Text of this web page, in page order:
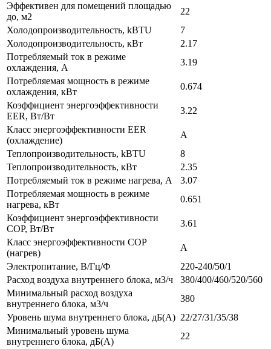
Эффективен для помещений площадью
до, м2
22
Холодопроизводительность, kBTU
7
Холодопроизводительность, кВт
2.17
Потребляемый ток в режиме
охлаждения, A
3.19
Потребляемая мощность в режиме
охлаждения, кВт
0.674
Коэффициент энергоэффективности
EER, Вт/Вт
3.22
Класс энергоэффективности EER
(охлаждение)
A
Теплопроизводительность, kBTU
8
Теплопроизводительность, кВт
2.35
Потребляемый ток в режиме нагрева, A
3.07
Потребляемая мощность в режиме
нагрева, кВт
0.651
Коэффициент энергоэффективности
COP, Вт/Вт
3.61
Класс энергоэффективности COP
(нагрев)
A
Электропитание, В/Гц/Ф
220-240/50/1
Расход воздуха внутреннего блока, м3/ч
380/400/460/520/560
Минимальный расход воздуха
внутреннего блока, м3/ч
380
Уровень шума внутреннего блока, дБ(А) 22/27/31/35/38
Минимальный уровень шума
внутреннего блока, дБ(А)
22